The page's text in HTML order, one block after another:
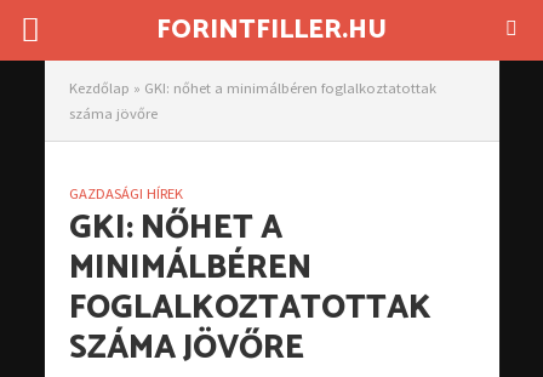
FORINTFILLER.HU
Kezdőlap » GKI: nőhet a minimálbéren foglalkoztatottak
száma jövőre
GAZDASÁGI HÍREK
GKI: NŐHET A
MINIMÁLBÉREN
FOGLALKOZTATOTTAK
SZÁMA JÖVŐRE